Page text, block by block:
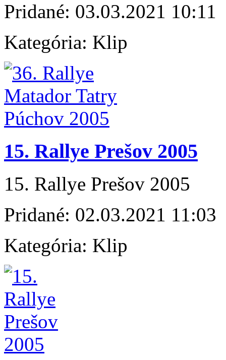
Pridané: 03.03.2021 10:11
Kategória: Klip
15. Rallye Prešov 2005
15. Rallye Prešov 2005
Pridané: 02.03.2021 11:03
Kategória: Klip